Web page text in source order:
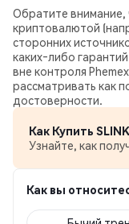
Обратите внимание,
криптовалютой
сторонних
каких‑либо
вне контроля
рассматривать как
достоверности.
Как Купить
Узнайте, как
Как вы